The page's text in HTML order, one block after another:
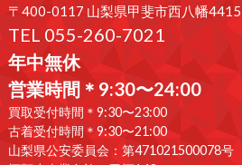
〒400-0117 山梨県甲斐市西八幡4415
TEL 055-260-7021
年中無休
営業時間＊9:30〜24:00
買取受付時間＊9:30〜23:00
古着受付時間＊9:30〜21:00
山梨県公安委員会：第471021500078号